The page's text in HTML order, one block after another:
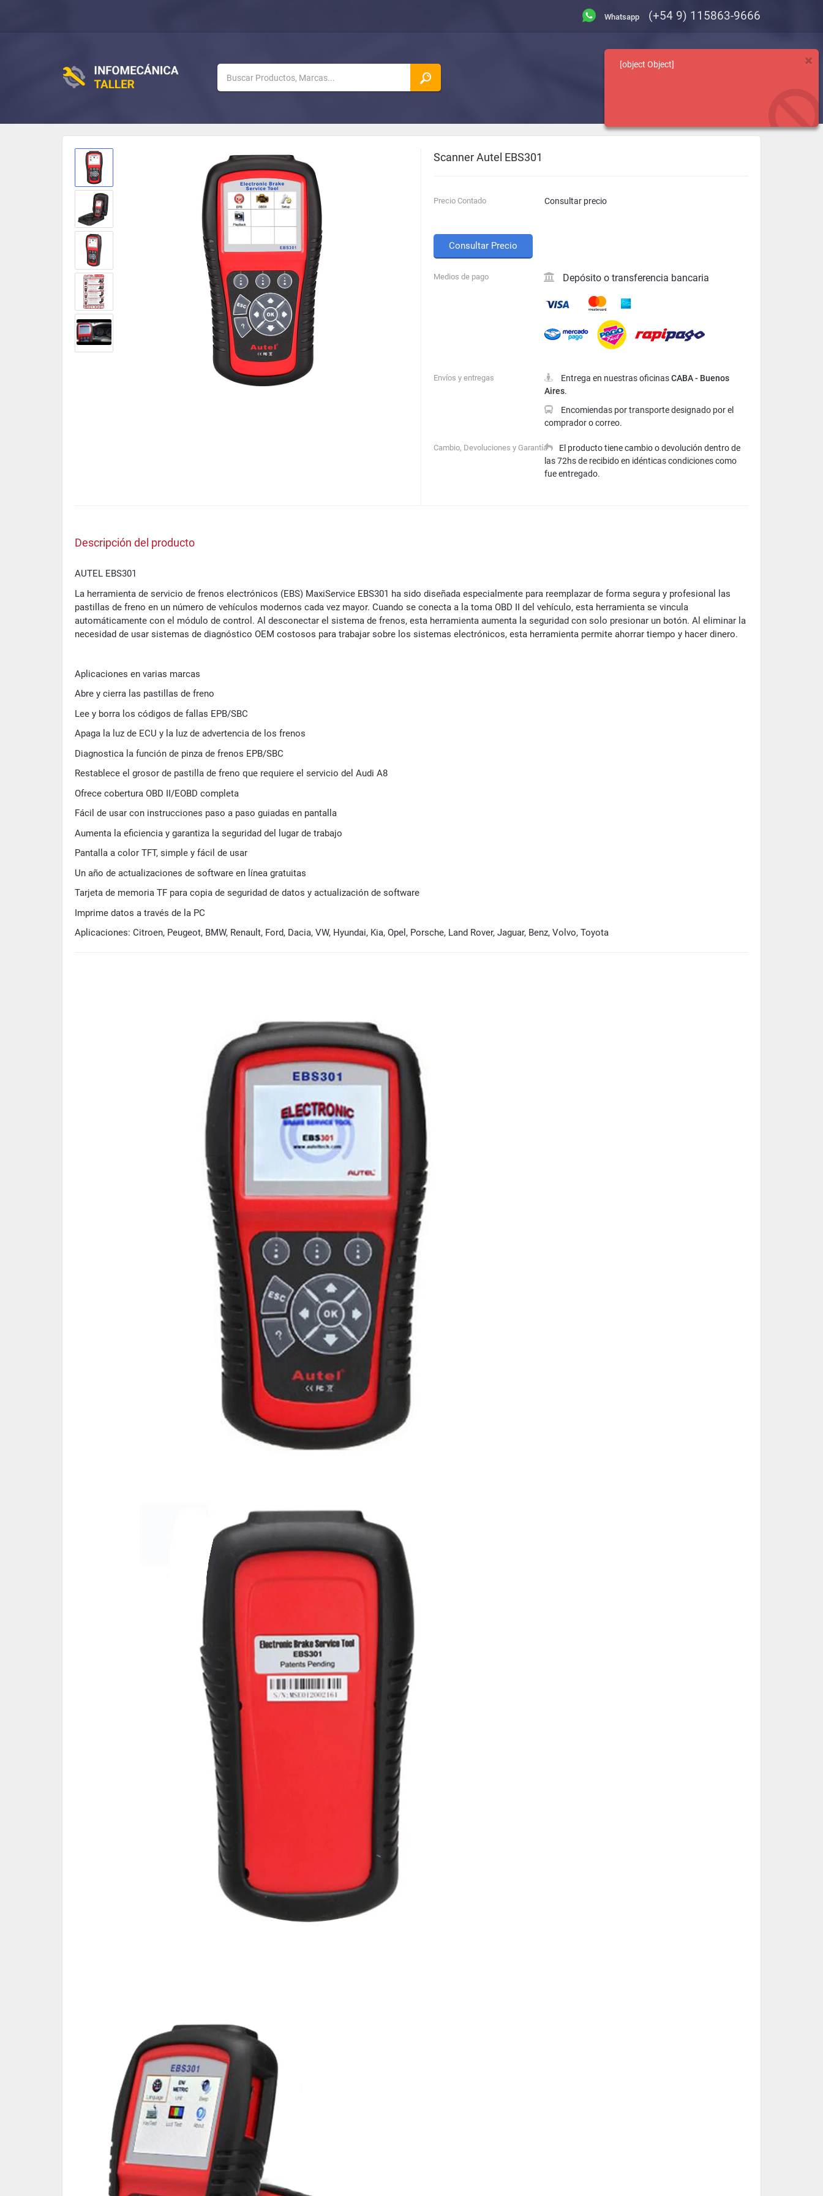
(+54 9) 115863-9666
Scanner Autel EBS301
Precio Contado Consultar precio
Consultar Precio
Medios de pago Depósito o transferencia bancaria
Visa Mastercard
Envíos y entregas Entrega en nuestras oficinasCABA - Buenos
Aires.
Encomiendas por transporte designado por el
comprador o correo.
Cambio, Devoluciones y Garantía
El producto tiene cambio o devolución dentro de
las 72hs de recibido en idénticas condiciones como
fue entregado.
Descripción del producto
AUTEL EBS301
La herramienta de servicio de frenos electrónicos (EBS) MaxiService EBS301 ha sido diseñada especialmente para reemplazar de forma segura y profesional las
pastillas de freno en un número de vehículos modernos cada vez mayor. Cuando se conecta a la toma OBD II del vehículo, esta herramienta se vincula
automáticamente con el módulo de control. Al desconectar el sistema de frenos, esta herramienta aumenta la seguridad con solo presionar un botón. Al eliminar la
necesidad de usar sistemas de diagnóstico OEM costosos para trabajar sobre los sistemas electrónicos, esta herramienta permite ahorrar tiempo y hacer dinero.
Aplicaciones en varias marcas
Abre y cierra las pastillas de freno
Lee y borra los códigos de fallas EPB/SBC
Apaga la luz de ECU y la luz de advertencia de los frenos
Diagnostica la función de pinza de frenos EPB/SBC
Restablece el grosor de pastilla de freno que requiere el servicio del Audi A8
Ofrece cobertura OBD II/EOBD completa
Fácil de usar con instrucciones paso a paso guiadas en pantalla
Aumenta la eficiencia y garantiza la seguridad del lugar de trabajo
Pantalla a color TFT, simple y fácil de usar
Un año de actualizaciones de software en línea gratuitas
Tarjeta de memoria TF para copia de seguridad de datos y actualización de software
Imprime datos a través de la PC
Aplicaciones: Citroen, Peugeot, BMW, Renault, Ford, Dacia, VW, Hyundai, Kia, Opel, Porsche, Land Rover, Jaguar, Benz, Volvo, Toyota
[object Object]